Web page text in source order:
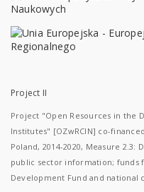
Project II
Project "Open Resources in the
Institutes" [OZwRCIN] co-
Poland, 2014-2020, Measure
public sector information; funds
Development Fund and national